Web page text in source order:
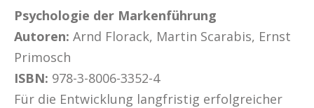
Psychologie der Markenführung
Autoren: Arnd Florack, Martin Scarabis, Ernst
Primosch
ISBN: 978-3-8006-3352-4
Für die Entwicklung langfristig erfolgreicher